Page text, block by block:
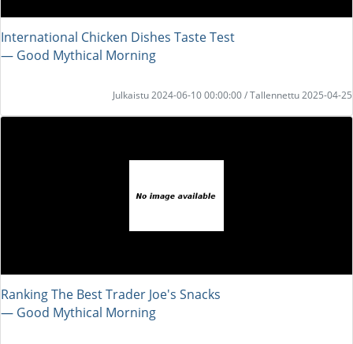
International Chicken Dishes Taste Test
― Good Mythical Morning
Julkaistu 2024-06-10 00:00:00 / Tallennettu 2025-04-25
Ranking The Best Trader Joe's Snacks
― Good Mythical Morning